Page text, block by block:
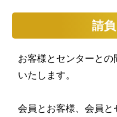
請
お客様とセンターと
いたします。
会員とお客様、会員と